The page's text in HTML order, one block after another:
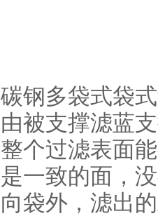
碳钢多袋式袋式
由被支撑滤蓝
整个过滤表面
是一致的面，
向袋外，滤出